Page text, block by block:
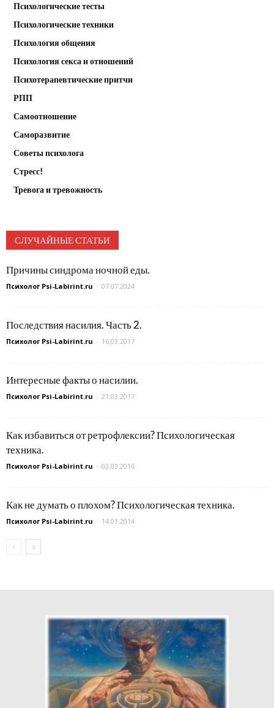
Психологические тесты
Психологические техники
Психология общения
Психология секса и отношений
Психотерапевтические притчи
РПП
Самоотношение
Саморазвитие
Советы психолога
Стресс!
Тревога и тревожность
СЛУЧАЙНЫЕ СТАТЬИ
Причины синдрома ночной еды.
Психолог Psi-Labirint.ru - 07.07.2024
Последствия насилия. Часть 2.
Психолог Psi-Labirint.ru - 16.03.2017
Интересные факты о насилии.
Психолог Psi-Labirint.ru - 21.03.2017
Как избавиться от ретрофлексии? Психологическая
техника.
Психолог Psi-Labirint.ru - 03.03.2016
Как не думать о плохом? Психологическая техника.
Психолог Psi-Labirint.ru - 14.01.2014